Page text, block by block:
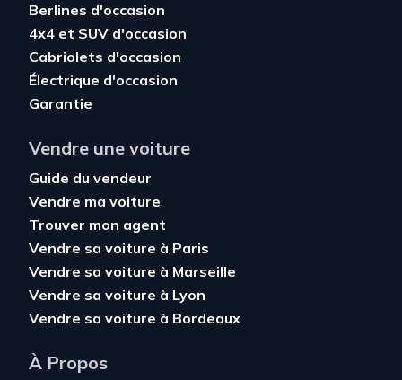
Berlines d'occasion
4x4 et SUV d'occasion
Cabriolets d'occasion
Électrique d'occasion
Garantie
Vendre une voiture
Guide du vendeur
Vendre ma voiture
Trouver mon agent
Vendre sa voiture à Paris
Vendre sa voiture à Marseille
Vendre sa voiture à Lyon
Vendre sa voiture à Bordeaux
À Propos